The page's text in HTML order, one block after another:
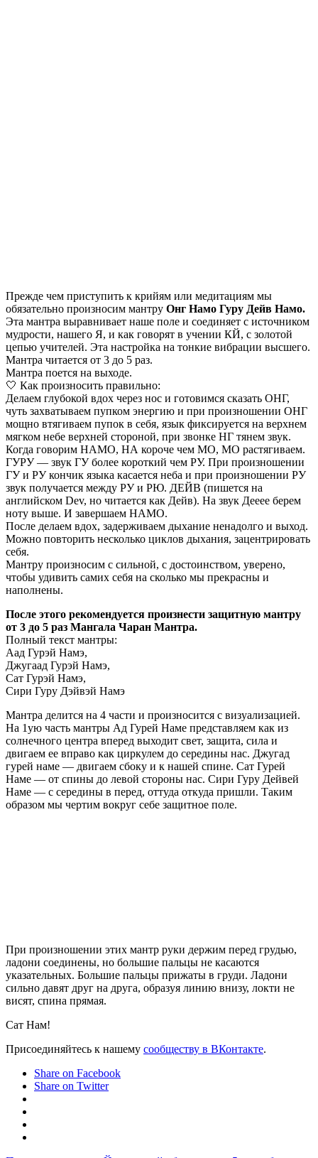
Прежде чем приступить к крийям или медитациям мы
обязательно произносим мантру Онг Намо Гуру Дейв Намо.
Эта мантра выравнивает наше поле и соединяет с источником
мудрости, нашего Я, и как говорят в учении КЙ, с золотой
цепью учителей. Эта настройка на тонкие вибрации высшего.
Мантра читается от 3 до 5 раз.
Мантра поется на выходе.
🤍 Как произносить правильно:
Делаем глубокой вдох через нос и готовимся сказать ОНГ,
чуть захватываем пупком энергию и при произношении ОНГ
мощно втягиваем пупок в себя, язык фиксируется на верхнем
мягком небе верхней стороной, при звонке НГ тянем звук.
Когда говорим НАМО, НА короче чем МО, МО растягиваем.
ГУРУ — звук ГУ более короткий чем РУ. При произношении
ГУ и РУ кончик языка касается неба и при произношении РУ
звук получается между РУ и РЮ. ДЕЙВ (пишется на
английском Dev, но читается как Дейв). На звук Дееее берем
ноту выше. И завершаем НАМО.
После делаем вдох, задерживаем дыхание ненадолго и выход.
Можно повторить несколько циклов дыхания, зацентрировать
себя.
Мантру произносим с сильной, с достоинством, уверено,
чтобы удивить самих себя на сколько мы прекрасны и
наполнены.
После этого рекомендуется произнести защитную мантру
от 3 до 5 раз Мангала Чаран Мантра.
Полный текст мантры:
Аад Гурэй Намэ,
Джугаад Гурэй Намэ,
Сат Гурэй Намэ,
Сири Гуру Дэйвэй Намэ
Мантра делится на 4 части и произносится с визуализацией.
На 1ую часть мантры Ад Гурей Наме представляем как из
солнечного центра вперед выходит свет, защита, сила и
двигаем ее вправо как циркулем до середины нас. Джугад
гурей наме — двигаем сбоку и к нашей спине. Сат Гурей
Наме — от спины до левой стороны нас. Сири Гуру Дейвей
Наме — с середины в перед, оттуда откуда пришли. Таким
образом мы чертим вокруг себе защитное поле.
При произношении этих мантр руки держим перед грудью,
ладони соединены, но большие пальцы не касаются
указательных. Большие пальцы прижаты в груди. Ладони
сильно давят друг на друга, образуя линию внизу, локти не
висят, спина прямая.
Сат Нам!
Присоединяйтесь к нашему сообществу в ВКонтакте.
Share on Facebook
Share on Twitter